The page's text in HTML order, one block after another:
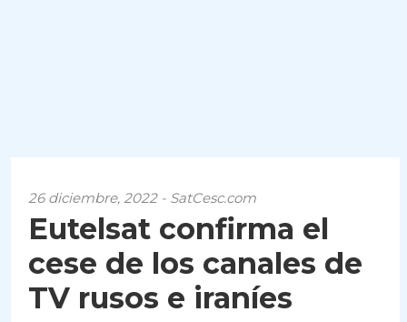
26 diciembre, 2022 - SatCesc.com
Eutelsat confirma el
cese de los canales de
TV rusos e iraníes